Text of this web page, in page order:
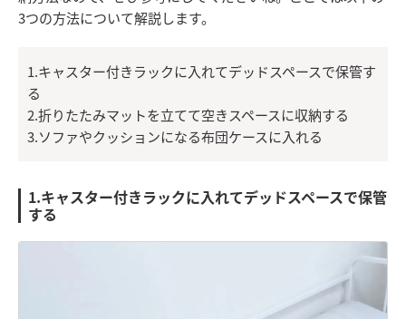
3つの方法について解説します。
1.キャスター付きラックに入れてデッドスペースで保管す
る
2.折りたたみマットを立てて空きスペースに収納する
3.ソファやクッションになる布団ケースに入れる
1.キャスター付きラックに入れてデッドスペースで保管
する